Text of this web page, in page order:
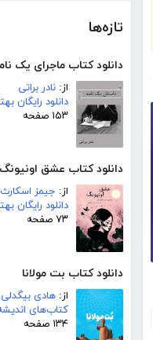
تازه‌ها
دانلود کتاب ماجرای یک
از: نادر براتی
دانلود رایگان
۱۵۳ صفحه
دانلود کتاب عشق اونیونگ
از: جیمز
دانلود رایگان
۷۳ صفحه
دانلود کتاب بت مولانا
از: هادی بیگدلی
کتاب‌های
۱۳۴ صفحه